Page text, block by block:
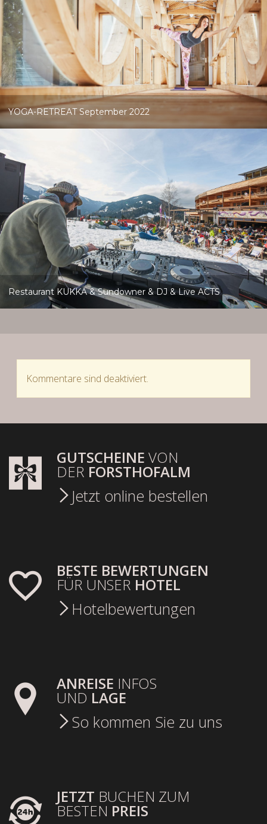
YOGA-RETREAT September 2022
Restaurant KUKKA & Sundowner & DJ & Live ACTS
Kommentare sind deaktiviert.
GUTSCHEINE VON
DER FORSTHOFALM
Jetzt online bestellen
BESTE BEWERTUNGEN
FÜR UNSER HOTEL
Hotelbewertungen
ANREISE INFOS
UND LAGE
So kommen Sie zu uns
JETZT BUCHEN ZUM
BESTEN PREIS